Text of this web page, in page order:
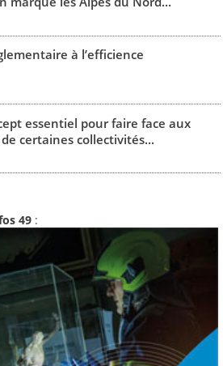
à l’efficience
essentiel pour faire face aux
certaines collectivités...
49 :